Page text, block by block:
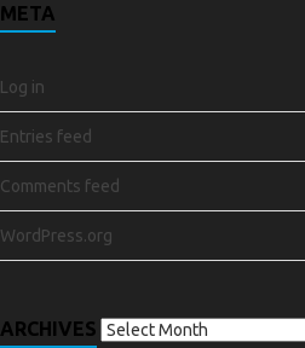
META
Log in
Entries feed
Comments feed
WordPress.org
ARCHIVES